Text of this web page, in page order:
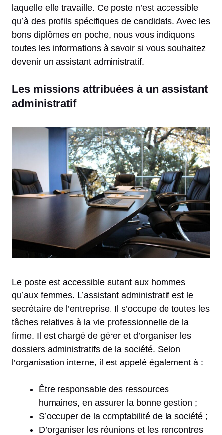
laquelle elle travaille. Ce poste n’est accessible
qu’à des profils spécifiques de candidats. Avec les
bons diplômes en poche, nous vous indiquons
toutes les informations à savoir si vous souhaitez
devenir un assistant administratif.
Les missions attribuées à un assistant
administratif
Le poste est accessible autant aux hommes
qu’aux femmes. L’assistant administratif est le
secrétaire de l’entreprise. Il s’occupe de toutes les
tâches relatives à la vie professionnelle de la
firme. Il est chargé de gérer et d’organiser les
dossiers administratifs de la société. Selon
l’organisation interne, il est appelé également à :
Être responsable des ressources
humaines, en assurer la bonne gestion ;
S’occuper de la comptabilité de la société ;
D’organiser les réunions et les rencontres